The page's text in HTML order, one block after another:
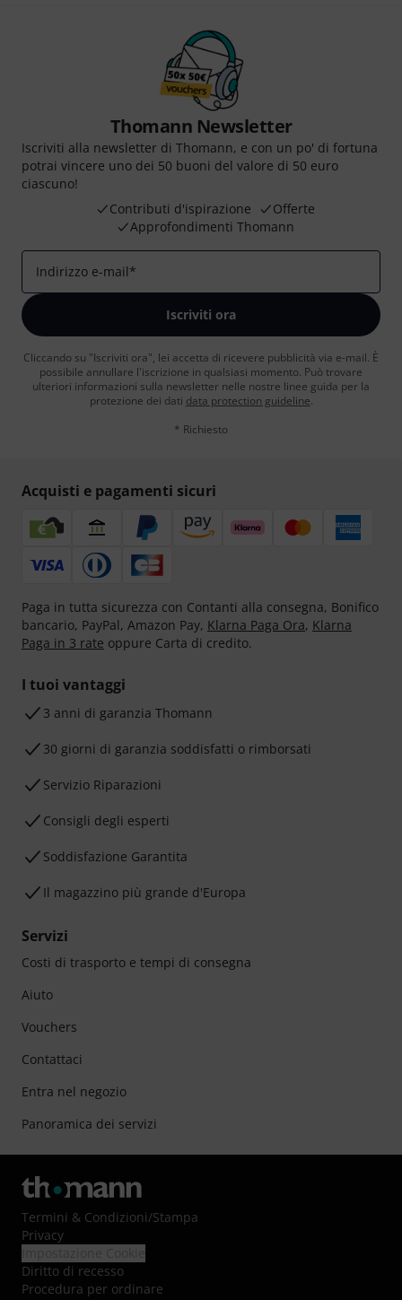
Thomann Newsletter
Iscriviti alla newsletter di Thomann, e con un po' di fortuna
potrai vincere uno dei 50 buoni del valore di 50 euro
ciascuno!
Contributi d'ispirazione
Offerte
Approfondimenti Thomann
Indirizzo e-mail*
Iscriviti ora
Cliccando su "Iscriviti ora", lei accetta di ricevere pubblicità via e-mail. È
possibile annullare l'iscrizione in qualsiasi momento. Può trovare
ulteriori informazioni sulla newsletter nelle nostre linee guida per la
protezione dei dati data protection guideline.
* Richiesto
Acquisti e pagamenti sicuri
Paga in tutta sicurezza con Contanti alla consegna, Bonifico
bancario, PayPal, Amazon Pay, Klarna Paga Ora, Klarna
Paga in 3 rate oppure Carta di credito.
I tuoi vantaggi
3 anni di garanzia Thomann
30 giorni di garanzia soddisfatti o rimborsati
Servizio Riparazioni
Consigli degli esperti
Soddisfazione Garantita
Il magazzino più grande d'Europa
Servizi
Costi di trasporto e tempi di consegna
Aiuto
Vouchers
Contattaci
Entra nel negozio
Panoramica dei servizi
Termini & Condizioni/Stampa
Privacy
Diritto di recesso
Procedura per ordinare